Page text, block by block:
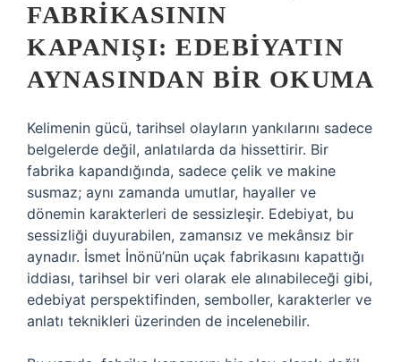
FABRIKASININ
KAPANIŞI: EDEBIYATIN
AYNASINDAN BIR OKUMA
Kelimenin gücü, tarihsel olayların yankılarını sadece
belgelerde değil, anlatılarda da hissettirir. Bir
fabrika kapandığında, sadece çelik ve makine
susmaz; aynı zamanda umutlar, hayaller ve
dönemin karakterleri de sessizleşir. Edebiyat, bu
sessizliği duyurabilen, zamansız ve mekânsız bir
aynadır. İsmet İnönü’nün uçak fabrikasını kapattığı
iddiası, tarihsel bir veri olarak ele alınabileceği gibi,
edebiyat perspektifinden, semboller, karakterler ve
anlatı teknikleri üzerinden de incelenebilir.